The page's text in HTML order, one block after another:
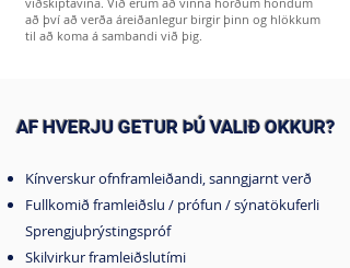
að því að verða áreiðanlegur birgir þinn og hlökkum
til að koma á sambandi við þig.
AF HVERJU GETUR ÞÚ VALIÐ OKKUR?
Kínverskur ofnframleiðandi, sanngjarnt verð
Fullkomið framleiðslu / prófun / sýnatökuferli
Sprengjuþrýstingspróf
Skilvirkur framleiðslutími